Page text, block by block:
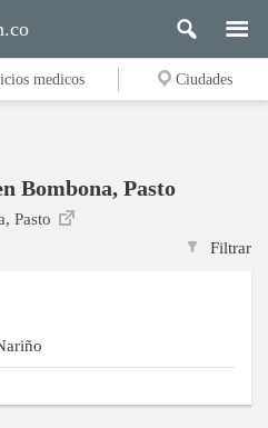
medicos Ciudades
Bombona, Pasto
Pasto
Filtrar